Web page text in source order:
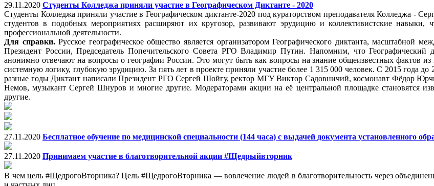
29.11.2020 Студенты Колледжа приняли участие в Географическом Диктанте - 2020
Студенты Колледжа приняли участие в Географическом диктанте-2020 под кураторством преподавателя Колледжа -
студентов в подобных мероприятиях расширяют их кругозор, развивают эрудицию и коллективистские
профессиональной деятельности.
Для справки.Русское географическое общество является организатором Географического диктанта, масштабной
Президент России, Председатель Попечительского Совета РГО Владимир Путин. Напомним, что Географический
анонимно отвечают на вопросы о географии России. Это могут быть как вопросы на знание общеизвестных фактов
системную логику, глубокую эрудицию. За пять лет в проекте приняли участие более 1 315 000 человек. С 2015 года
разные годы Диктант написали Президент РГО Сергей Шойгу, ректор МГУ Виктор Садовничий, космонавт Фёдор
Немов, музыкант Сергей Шнуров и многие другие. Модераторами акции на её центральной площадке становятся
другие.
27.11.2020 Бесплатное обучение по медицинской специальности (144 часа) с выдачей документа установленного
27.11.2020 Принимаем участие в благотворительной акции #Щедрыйвторник
В чем цель #ЩедрогоВторника? Цель #ЩедрогоВторника — вовлечение людей в благотворительность через